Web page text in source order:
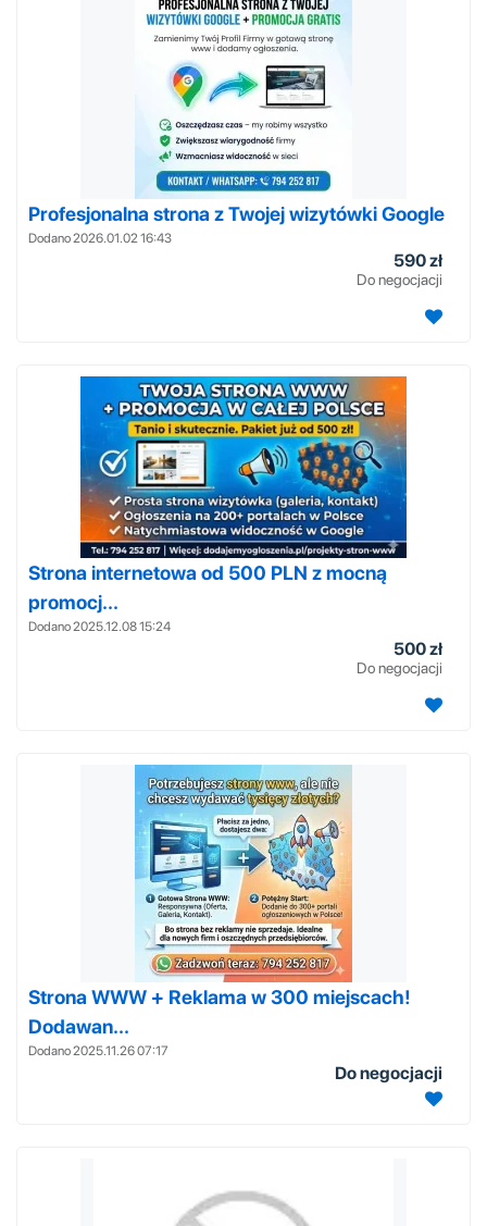
Profesjonalna strona z Twojej wizytówki Google
Dodano 2026.01.02 16:43
590 zł
Do negocjacji
Strona internetowa od 500 PLN z mocną
promocj...
Dodano 2025.12.08 15:24
500 zł
Do negocjacji
Strona WWW + Reklama w 300 miejscach!
Dodawan...
Dodano 2025.11.26 07:17
Do negocjacji